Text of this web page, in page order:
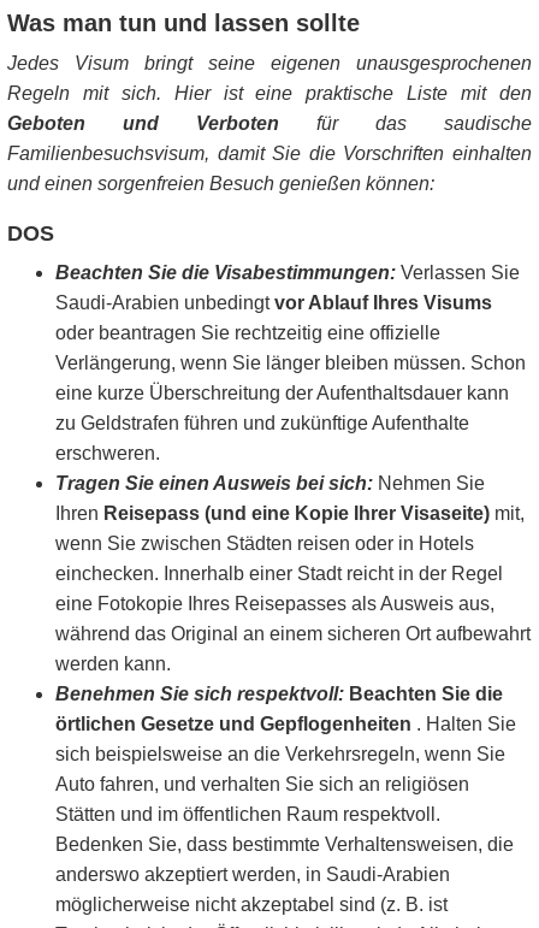
Was man tun und lassen sollte
Jedes Visum bringt seine eigenen unausgesprochenen
Regeln mit sich. Hier ist eine praktische Liste mit den
Geboten und Verboten für das saudische
Familienbesuchsvisum, damit Sie die Vorschriften einhalten
und einen sorgenfreien Besuch genießen können:
DOS
Beachten Sie die Visabestimmungen: Verlassen Sie
Saudi-Arabien unbedingtvor Ablauf Ihres Visums
oder beantragen Sie rechtzeitig eine offizielle
Verlängerung, wenn Sie länger bleiben müssen. Schon
eine kurze Überschreitung der Aufenthaltsdauer kann
zu Geldstrafen führen und zukünftige Aufenthalte
erschweren.
Tragen Sie einen Ausweis bei sich: Nehmen Sie
Ihren Reisepass (und eine Kopie Ihrer Visaseite) mit,
wenn Sie zwischen Städten reisen oder in Hotels
einchecken. Innerhalb einer Stadt reicht in der Regel
eine Fotokopie Ihres Reisepasses als Ausweis aus,
während das Original an einem sicheren Ort aufbewahrt
werden kann.
Benehmen Sie sich respektvoll: Beachten Sie die
örtlichen Gesetze und Gepflogenheiten . Halten Sie
sich beispielsweise an die Verkehrsregeln, wenn Sie
Auto fahren, und verhalten Sie sich an religiösen
Stätten und im öffentlichen Raum respektvoll.
Bedenken Sie, dass bestimmte Verhaltensweisen, die
anderswo akzeptiert werden, in Saudi-Arabien
möglicherweise nicht akzeptabel sind (z. B. ist